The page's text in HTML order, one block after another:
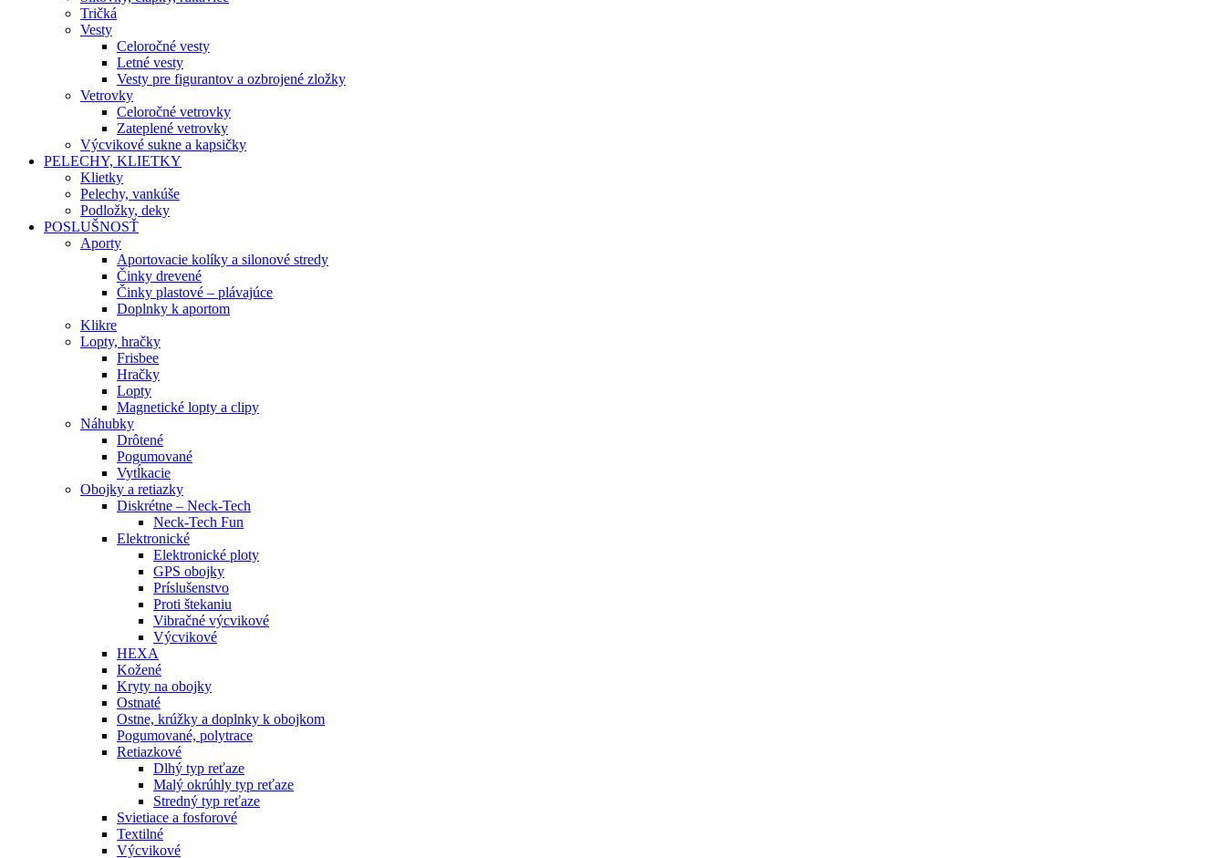
Tričká
Vesty
Celoročné vesty
Letné vesty
Vesty pre figurantov a ozbrojené zložky
Vetrovky
Celoročné vetrovky
Zateplené vetrovky
Výcvikové sukne a kapsičky
PELECHY, KLIETKY
Klietky
Pelechy, vankúše
Podložky, deky
POSLUŠNOSŤ
Aporty
Aportovacie kolíky a silonové stredy
Činky drevené
Činky plastové – plávajúce
Doplnky k aportom
Klikre
Lopty, hračky
Frisbee
Hračky
Lopty
Magnetické lopty a clipy
Náhubky
Drôtené
Pogumované
Vytĺkacie
Obojky a retiazky
Diskrétne – Neck-Tech
Neck-Tech Fun
Elektronické
Elektronické ploty
GPS obojky
Príslušenstvo
Proti štekaniu
Vibračné výcvikové
Výcvikové
HEXA
Kožené
Kryty na obojky
Ostnaté
Ostne, krúžky a doplnky k obojkom
Pogumované, polytrace
Retiazkové
Dlhý typ reťaze
Malý okrúhly typ reťaze
Stredný typ reťaze
Svietiace a fosforové
Textilné
Výcvikové